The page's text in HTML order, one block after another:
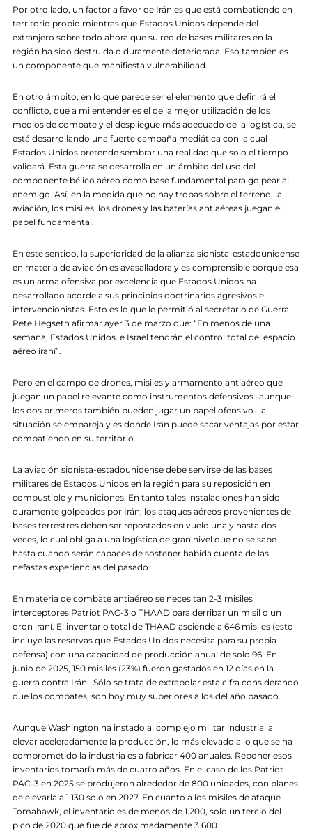
Por otro lado, un factor a favor de Irán es que está combatiendo en
territorio propio mientras que Estados Unidos depende del
extranjero sobre todo ahora que su red de bases militares en la
región ha sido destruida o duramente deteriorada. Eso también es
un componente que manifiesta vulnerabilidad.
En otro ámbito, en lo que parece ser el elemento que definirá el
conflicto, que a mi entender es el de la mejor utilización de los
medios de combate y el despliegue más adecuado de la logística, se
está desarrollando una fuerte campaña mediática con la cual
Estados Unidos pretende sembrar una realidad que solo el tiempo
validará. Esta guerra se desarrolla en un ámbito del uso del
componente bélico aéreo como base fundamental para golpear al
enemigo. Así, en la medida que no hay tropas sobre el terreno, la
aviación, los misiles, los drones y las baterías antiaéreas juegan el
papel fundamental.
En este sentido, la superioridad de la alianza sionista-estadounidense
en materia de aviación es avasalladora y es comprensible porque esa
es un arma ofensiva por excelencia que Estados Unidos ha
desarrollado acorde a sus principios doctrinarios agresivos e
intervencionistas. Esto es lo que le permitió al secretario de Guerra
Pete Hegseth afirmar ayer 3 de marzo que: “En menos de una
semana, Estados Unidos. e Israel tendrán el control total del espacio
aéreo iraní”.
Pero en el campo de drones, misiles y armamento antiaéreo que
juegan un papel relevante como instrumentos defensivos -aunque
los dos primeros también pueden jugar un papel ofensivo- la
situación se empareja y es donde Irán puede sacar ventajas por estar
combatiendo en su territorio.
La aviación sionista-estadounidense debe servirse de las bases
militares de Estados Unidos en la región para su reposición en
combustible y municiones. En tanto tales instalaciones han sido
duramente golpeados por Irán, los ataques aéreos provenientes de
bases terrestres deben ser repostados en vuelo una y hasta dos
veces, lo cual obliga a una logística de gran nivel que no se sabe
hasta cuando serán capaces de sostener habida cuenta de las
nefastas experiencias del pasado.
En materia de combate antiaéreo se necesitan 2-3 misiles
interceptores Patriot PAC-3 o THAAD para derribar un misil o un
dron iraní. El inventario total de THAAD asciende a 646 misiles (esto
incluye las reservas que Estados Unidos necesita para su propia
defensa) con una capacidad de producción anual de solo 96. En
junio de 2025, 150 misiles (23%) fueron gastados en 12 días en la
guerra contra Irán. Sólo se trata de extrapolar esta cifra considerando
que los combates, son hoy muy superiores a los del año pasado.
Aunque Washington ha instado al complejo militar industrial a
elevar aceleradamente la producción, lo más elevado a lo que se ha
comprometido la industria es a fabricar 400 anuales. Reponer esos
inventarios tomaría más de cuatro años. En el caso de los Patriot
PAC-3 en 2025 se produjeron alrededor de 800 unidades, con planes
de elevarla a 1.130 solo en 2027. En cuanto a los misiles de ataque
Tomahawk, el inventario es de menos de 1.200, solo un tercio del
pico de 2020 que fue de aproximadamente 3.600.